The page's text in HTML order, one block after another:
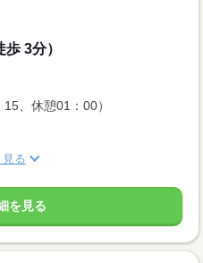
3分）
、休憩01：00）
見る
を見る